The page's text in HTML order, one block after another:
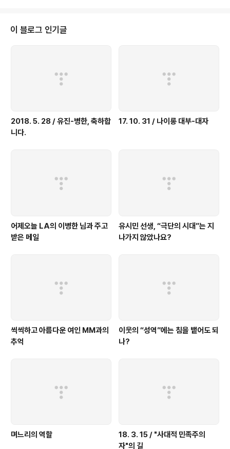
이 블로그 인기글
2018. 5. 28 / 유진-병한, 축하합
니다.
17. 10. 31 / 나이롱 대부-대자
어제오늘 LA의 이병한 님과 주고
받은 메일
유시민 선생, “극단의 시대”는 지
나가지 않았나요?
씩씩하고 아름다운 여인 MM과의
추억
이웃의 “성역”에는 침을 뱉어도 되
나?
며느리의 역할
18. 3. 15 / "사대적 민족주의
자"의 길